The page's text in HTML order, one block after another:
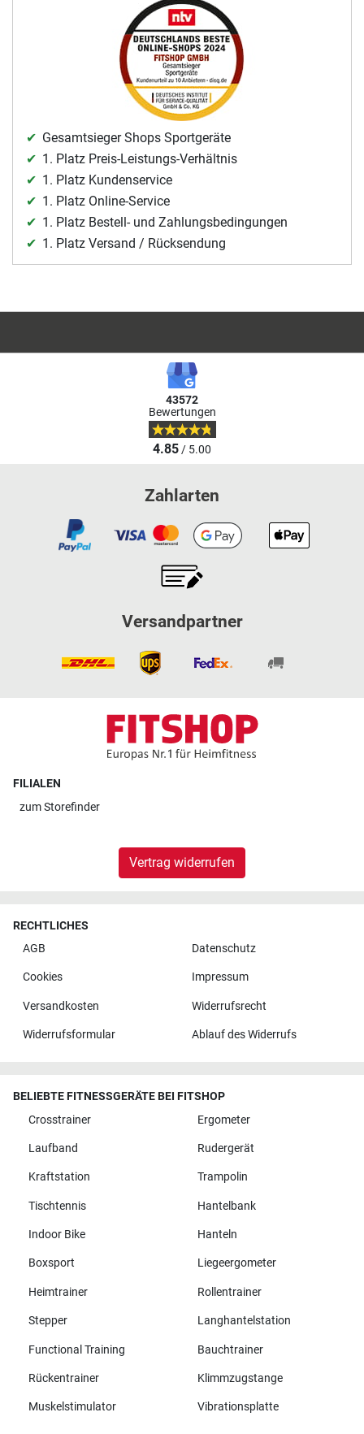
Gesamtsieger Shops Sportgeräte
1. Platz Preis-Leistungs-Verhältnis
1. Platz Kundenservice
1. Platz Online-Service
1. Platz Bestell- und Zahlungsbedingungen
1. Platz Versand / Rücksendung
43572
Bewertungen
4.85/ 5.00
Zahlarten
Versandpartner
FILIALEN
zumStorefinder
Vertrag widerrufen
RECHTLICHES
AGB
Datenschutz
Cookies Impressum
Versandkosten Widerrufsrecht
Widerrufsformular Ablauf des Widerrufs
BELIEBTE FITNESSGERÄTE BEI FITSHOP
Crosstrainer
Ergometer
Laufband Rudergerät
Kraftstation Trampolin
Tischtennis Hantelbank
Indoor Bike Hanteln
Boxsport Liegeergometer
Heimtrainer Rollentrainer
Stepper Langhantelstation
Functional Training Bauchtrainer
Rückentrainer Klimmzugstange
Muskelstimulator Vibrationsplatte